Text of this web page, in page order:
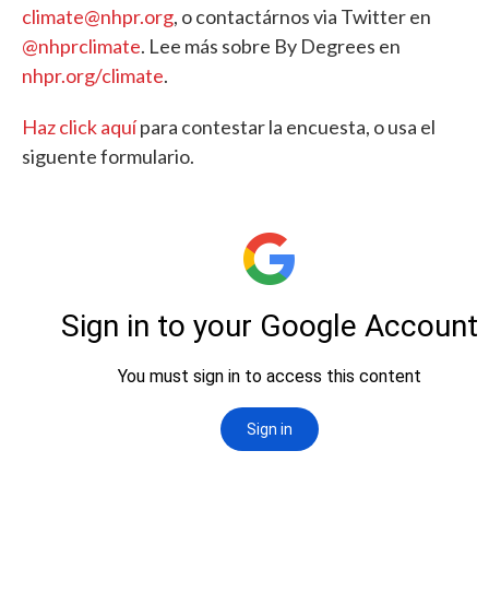
climate@nhpr.org, o contactárnos via Twitter en
@nhprclimate. Lee más sobre By Degrees en
nhpr.org/climate.
Haz click aquípara contestar la encuesta, o usa el
siguente formulario.